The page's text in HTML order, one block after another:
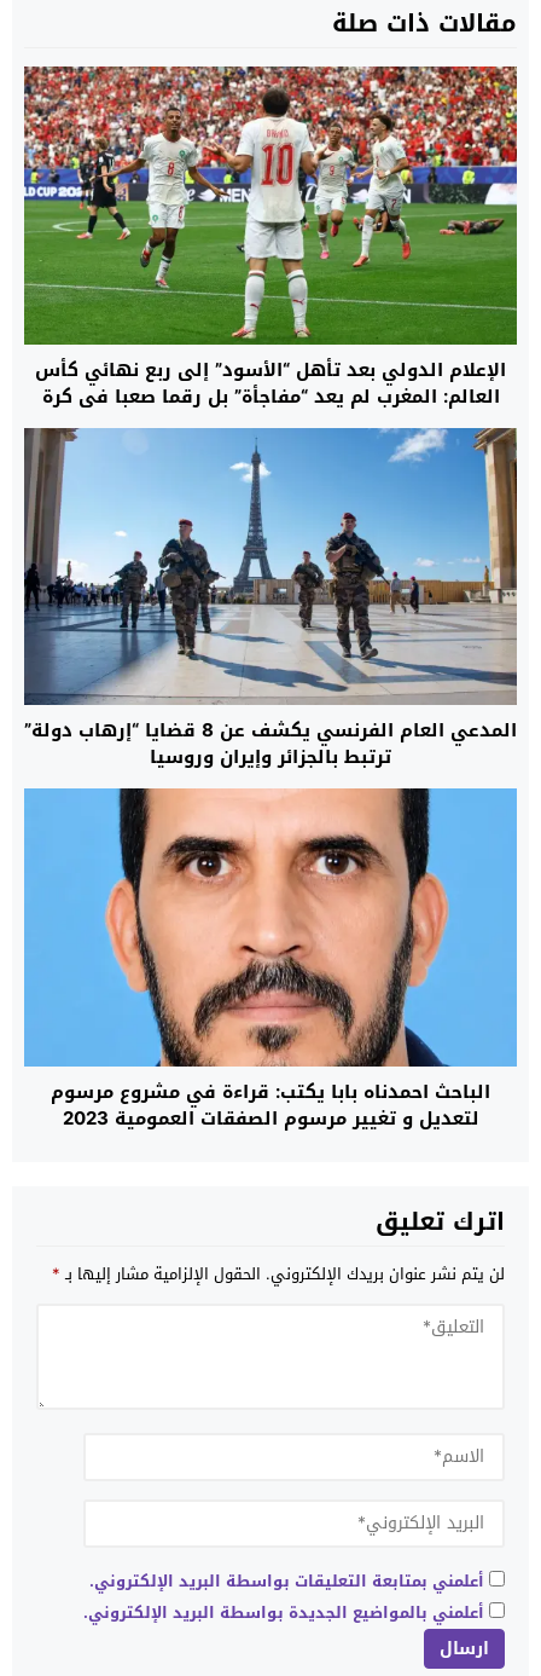
مقالات ذات صلة
الإعلام الدولي بعد تأهل “الأسود” إلى ربع نهائي كأس
العالم: المغرب لم يعد “مفاجأة” بل رقما صعبا في كرة
القدم العالمية
المدعي العام الفرنسي يكشف عن 8 قضايا “إرهاب دولة”
ترتبط بالجزائر وإيران وروسيا
الباحث احمدناه بابا يكتب: قراءة في مشروع مرسوم
لتعديل و تغيير مرسوم الصفقات العمومية 2023
اترك تعليق
لن يتم نشر عنوان بريدك الإلكتروني. الحقول الإلزامية مشار إليها بـ*
أعلمني بمتابعة التعليقات بواسطة البريد الإلكتروني.
أعلمني بالمواضيع الجديدة بواسطة البريد الإلكتروني.